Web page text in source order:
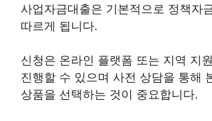
사업자금대출은 기본적으로 정책자
따르게 됩니다.
신청은 온라인 플랫폼 또는 지역 지
진행할 수 있으며 사전 상담을 통해
상품을 선택하는 것이 중요합니다.